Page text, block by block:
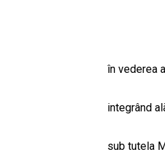
în vederea
integrând
sub tutela